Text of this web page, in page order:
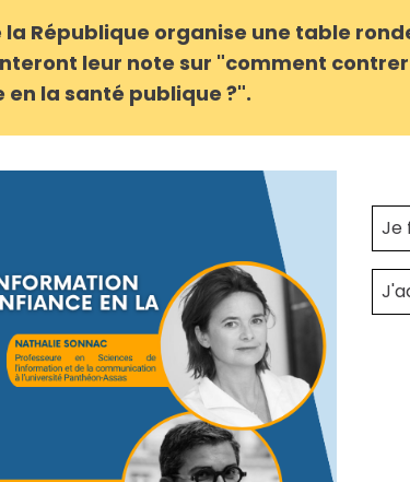
République organise une table
leur note sur "comment
la santé publique ?".
Je